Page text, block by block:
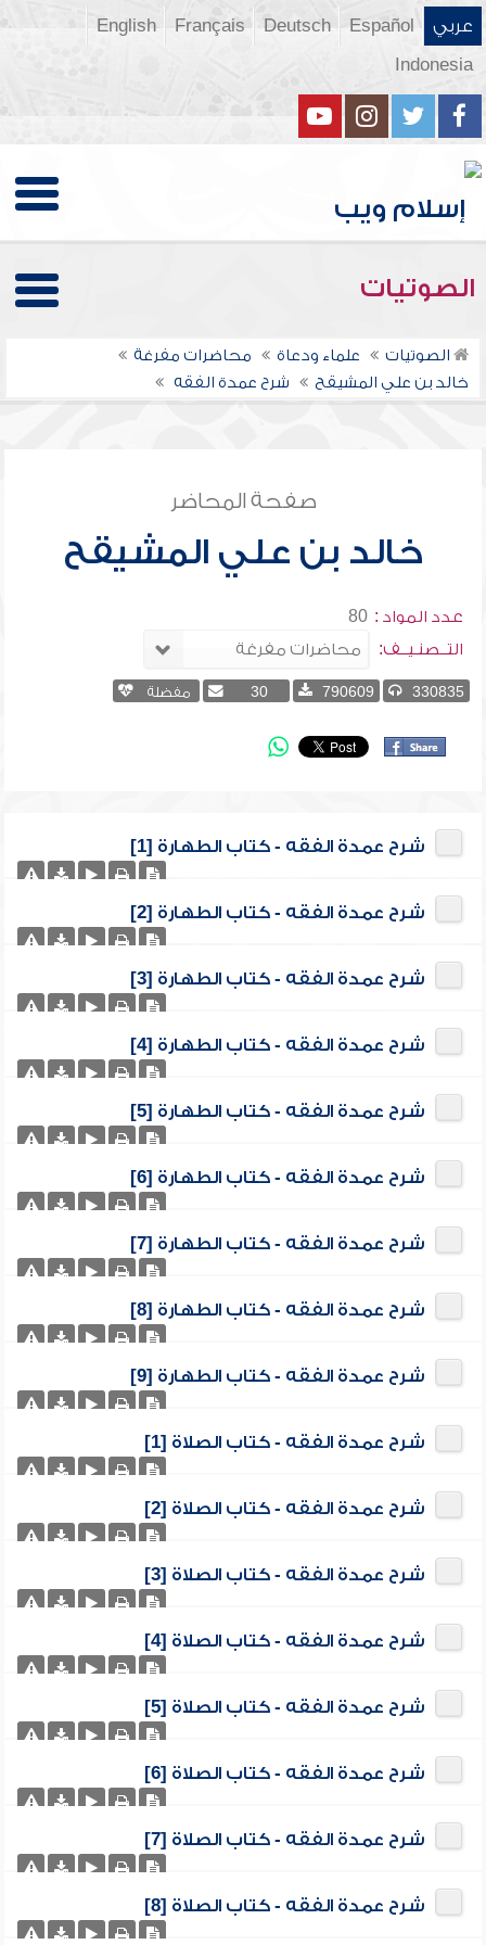
عربي Español
Deutsch
Français
English
Indonesia
الصوتيات
الصوتيات علماء ودعاة
محاضرات مفرغة
خالد بن علي المشيقح
شرح عمدة الفقه
صفحة المحاضر
خالد بن علي المشيقح
عدد المواد : 80
التــصنـيــف:
330835
790609
30 مفضلة
شرح عمدة الفقه - كتاب الطهارة [1]
شرح عمدة الفقه - كتاب الطهارة [2]
شرح عمدة الفقه - كتاب الطهارة [3]
شرح عمدة الفقه - كتاب الطهارة [4]
شرح عمدة الفقه - كتاب الطهارة [5]
شرح عمدة الفقه - كتاب الطهارة [6]
شرح عمدة الفقه - كتاب الطهارة [7]
شرح عمدة الفقه - كتاب الطهارة [8]
شرح عمدة الفقه - كتاب الطهارة [9]
شرح عمدة الفقه - كتاب الصلاة [1]
شرح عمدة الفقه - كتاب الصلاة [2]
شرح عمدة الفقه - كتاب الصلاة [3]
شرح عمدة الفقه - كتاب الصلاة [4]
شرح عمدة الفقه - كتاب الصلاة [5]
شرح عمدة الفقه - كتاب الصلاة [6]
شرح عمدة الفقه - كتاب الصلاة [7]
شرح عمدة الفقه - كتاب الصلاة [8]